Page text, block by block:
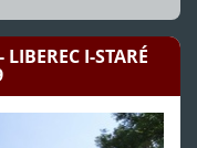
- LIBEREC I-STARÉ